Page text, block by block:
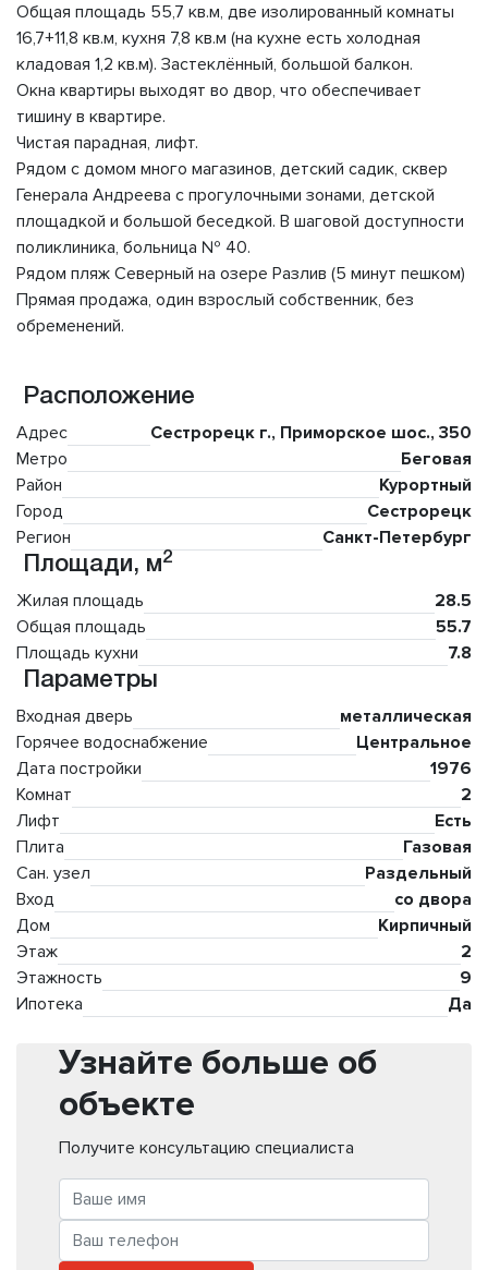
Общая площадь 55,7 кв.м, две изолированный комнаты
16,7+11,8 кв.м, кухня 7,8 кв.м (на кухне есть холодная
кладовая 1,2 кв.м). Застеклённый, большой балкон.
Окна квартиры выходят во двор, что обеспечивает
тишину в квартире.
Чистая парадная, лифт.
Рядом с домом много магазинов, детский садик, сквер
Генерала Андреева с прогулочными зонами, детской
площадкой и большой беседкой. В шаговой доступности
поликлиника, больница № 40.
Рядом пляж Северный на озере Разлив (5 минут пешком)
Прямая продажа, один взрослый собственник, без
обременений.
Расположение
Адрес
Сестрорецк г., Приморское шос., 350
Метро
Беговая
Район
Курортный
Город
Сестрорецк
Регион
Санкт-Петербург
Площади, м2
Жилая площадь
28.5
Общая площадь
55.7
Площадь кухни
7.8
Параметры
Входная дверь
металлическая
Горячее водоснабжение
Центральное
Дата постройки
1976
Комнат
2
Лифт
Есть
Плита
Газовая
Сан. узел
Раздельный
Вход
со двора
Дом
Кирпичный
Этаж
2
Этажность
9
Ипотека
Да
Узнайте больше об
объекте
Получите консультацию специалиста